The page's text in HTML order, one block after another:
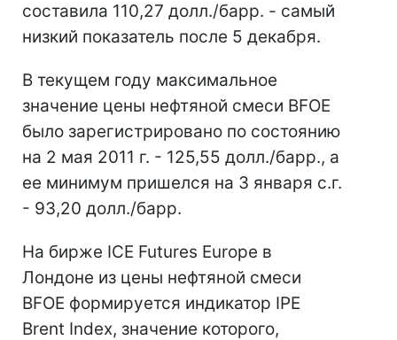
составила 110,27 долл./барр. - самый
низкий показатель после 5 декабря.
В текущем году максимальное
значение цены нефтяной смеси BFOE
было зарегистрировано по состоянию
на 2 мая 2011 г. - 125,55 долл./барр., а
ее минимум пришелся на 3 января с.г.
- 93,20 долл./барр.
На бирже ICE Futures Europe в
Лондоне из цены нефтяной смеси
BFOE формируется индикатор IPE
Brent Index, значение которого,